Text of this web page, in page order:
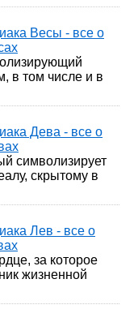
Весы - все о
в том числе и в
Дева - все о
символизирует
скрытому в
Лев - все о
за которое
жизненной